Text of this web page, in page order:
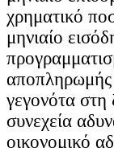
χρηματικό
μηνιαίο
γεγονότα
συνεχεία
οικονομικό